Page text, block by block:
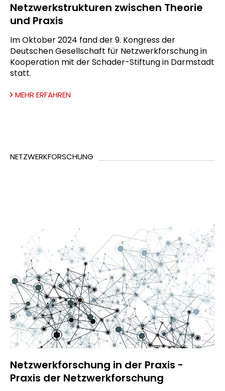
Netzwerkstrukturen zwischen Theorie
und Praxis
Im Oktober 2024 fand der 9. Kongress der
Deutschen Gesellschaft für Netzwerkforschung in
Kooperation mit der Schader-Stiftung in Darmstadt
statt.
MEHR ERFAHREN
NETZWERKFORSCHUNG
Netzwerkforschung in der Praxis -
Praxis der Netzwerkforschung